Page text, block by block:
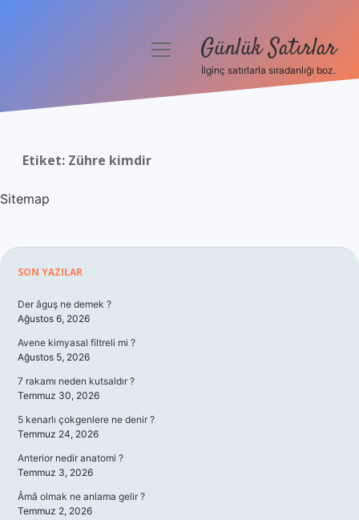
Hakkımızda
menüyü Günlük Satırlar
İlginç satırlarla sıradanlığı boz.
Etiket: Zühre kimdir
Sitemap
Sidebar
SON YAZILAR
Der âguş ne demek ?
Ağustos 6, 2026
Avene kimyasal filtreli mi ?
Ağustos 5, 2026
7 rakamı neden kutsaldır ?
Temmuz 30, 2026
5 kenarlı çokgenlere ne denir ?
Temmuz 24, 2026
Anterior nedir anatomi ?
Temmuz 3, 2026
Âmâ olmak ne anlama gelir ?
Temmuz 2, 2026